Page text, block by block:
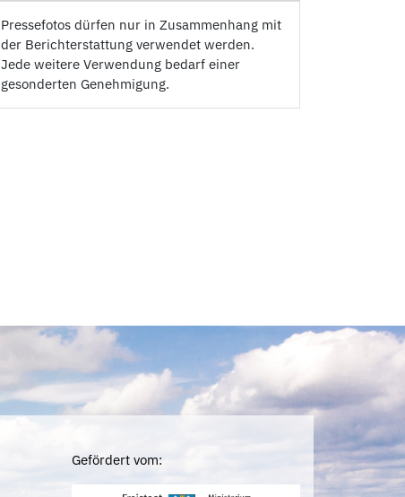
Pressefotos dürfen nur in Zusammenhang mit
der Berichterstattung verwendet werden.
Jede weitere Verwendung bedarf einer
gesonderten Genehmigung.
Gefördert vom: